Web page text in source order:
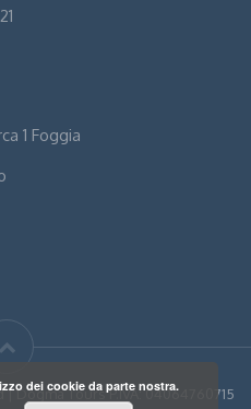
1 Foggia
Dogma Tours P.IVA: 04064760715
dei cookie da parte nostra.